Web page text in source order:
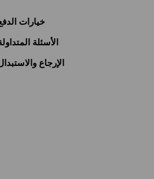
خيارات
الأسئلة
الإرجاع